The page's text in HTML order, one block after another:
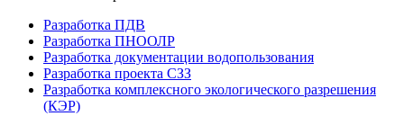
Разработка ПДВ
Разработка ПНООЛР
Разработка документации водопользования
Разработка проекта СЗЗ
Разработка комплексного экологического разрешения
(КЭР)